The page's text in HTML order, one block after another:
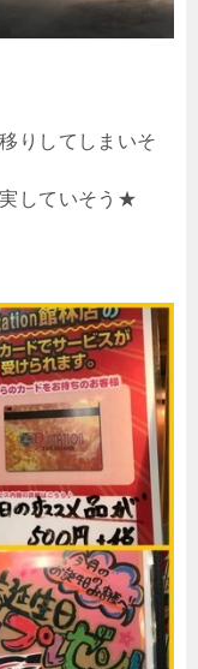
りしてしまいそ
していそう★